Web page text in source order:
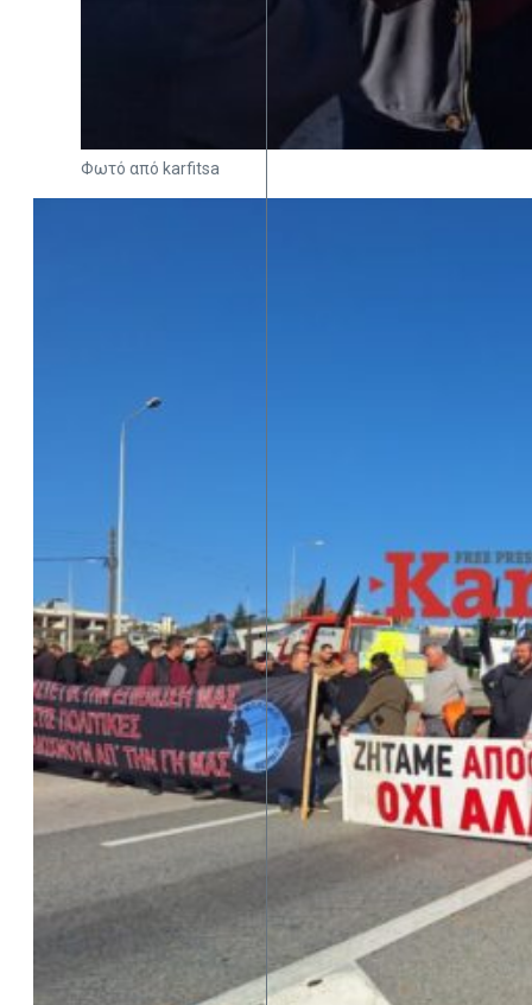
Φωτό από karfitsa